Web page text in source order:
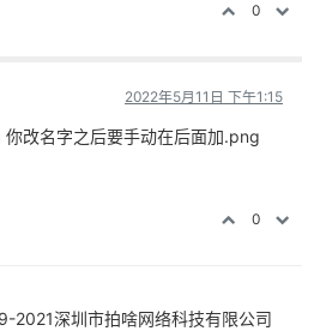
0
2022年5月11日 下午1:15
改名字之后要手动在后面加.png
0
2021深圳市拍啥网络科技有限公司